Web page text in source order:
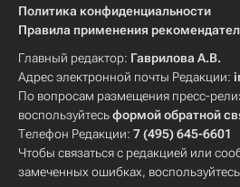
Политика конфиденциальности
Правила применения
Главный редактор: Гаврилова А.В.
Адрес электронной почты Редакции:
По вопросам размещения пресс-
воспользуйтесьформой обратной
Телефон Редакции: 7 (495) 645-6601
Чтобы связаться с редакцией или
замеченных ошибках, воспользуйтесь